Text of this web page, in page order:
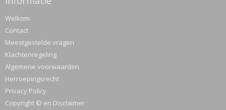
Welkom
Contact
Meestgestelde vragen
Klachtenregeling
Algemene voorwaarden
Herroepingsrecht
Privacy Policy
Copyright © en Disclaimer